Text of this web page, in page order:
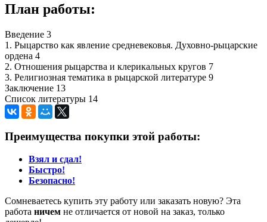
План работы:
Введение 3
1. Рыцарство как явление средневековья. Духовно-рыцарские
ордена 4
2. Отношения рыцарства и клерикальных кругов 7
3. Религиозная тематика в рыцарской литературе 9
Заключение 13
Список литературы 14
Преимущества покупки этой работы:
Взял и сдал!
Быстро!
Безопасно!
Сомневаетесь купить эту работу или заказать новую? Эта
работа ничем не отличается от новой на заказ, только